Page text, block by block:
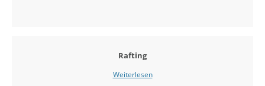
Rafting
Weiterlesen